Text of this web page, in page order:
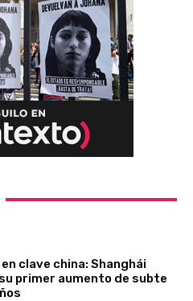
clave china: Shanghái
primer aumento de subte